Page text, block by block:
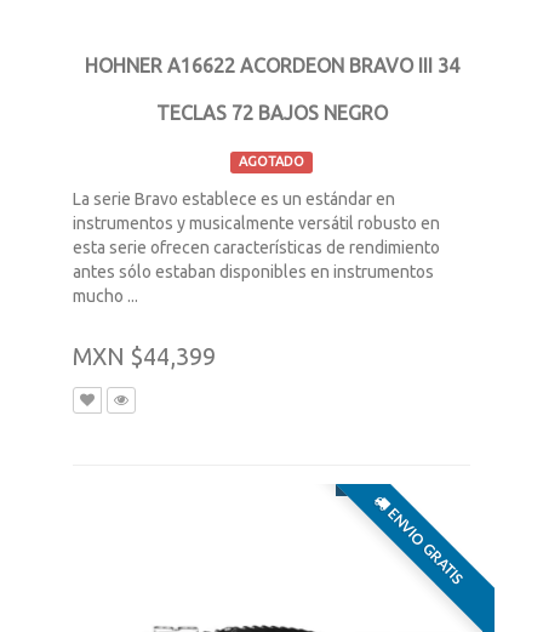
HOHNER A16622 ACORDEON BRAVO III 34
TECLAS 72 BAJOS NEGRO
AGOTADO
La serie Bravo establece es un estándar en
instrumentos y musicalmente versátil robusto en
esta serie ofrecen características de rendimiento
antes sólo estaban disponibles en instrumentos
mucho ...
MXN $44,399
ENVIO GRATIS